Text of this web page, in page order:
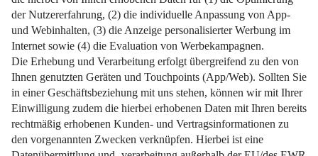
Impressum Datenschutz Nutzungsbedingungen